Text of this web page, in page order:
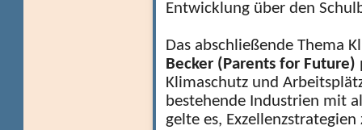
Entwicklung über den
Das abschließende Thema
Becker (Parents for Future)
Klimaschutz und
bestehende Industrien mit
gelte es,